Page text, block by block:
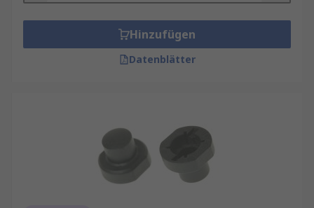
Hinzufügen
Datenblätter